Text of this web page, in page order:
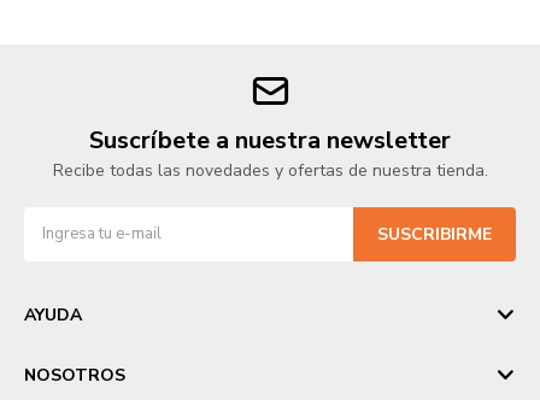
Suscríbete a nuestra newsletter
Recibe todas las novedades y ofertas de nuestra tienda.
SUSCRIBIRME
AYUDA
NOSOTROS